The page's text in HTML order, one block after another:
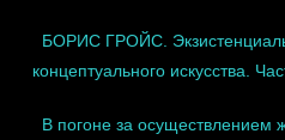
БОРИС ГРОЙС.
концептуального искусства.
В погоне за осуществлением